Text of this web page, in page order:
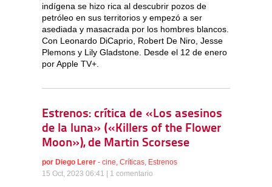
indígena se hizo rica al descubrir pozos de
petróleo en sus territorios y empezó a ser
asediada y masacrada por los hombres blancos.
Con Leonardo DiCaprio, Robert De Niro, Jesse
Plemons y Lily Gladstone. Desde el 12 de enero
por Apple TV+.
Estrenos: crítica de «Los asesinos
de la luna» («Killers of the Flower
Moon»), de Martin Scorsese
por Diego Lerer - cine Críticas Estrenos
15 Oct, 2023 06:41 | 1 comentario